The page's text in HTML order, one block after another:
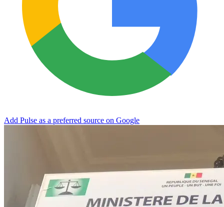
Add Pulse as a preferred source on Google